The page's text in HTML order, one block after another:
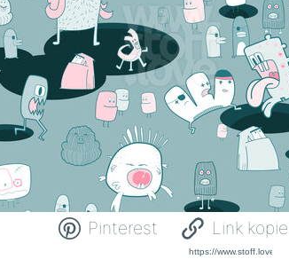
Pinterest Link